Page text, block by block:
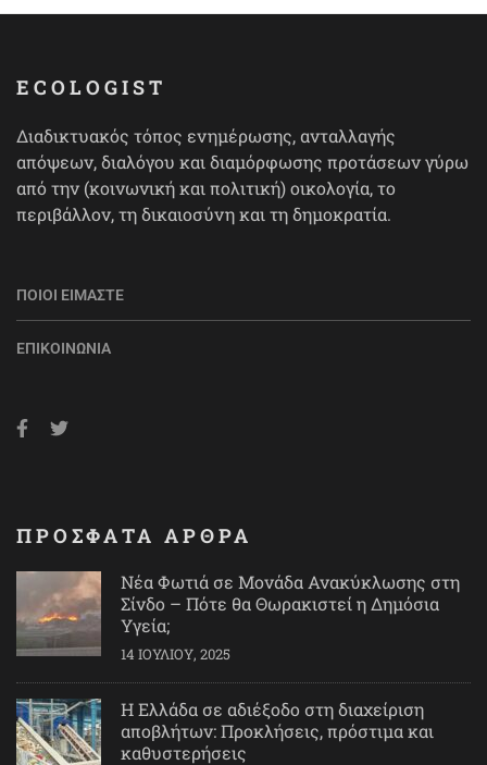
ECOLOGIST
Διαδικτυακός τόπος ενημέρωσης, ανταλλαγής
απόψεων, διαλόγου και διαμόρφωσης προτάσεων γύρω
από την (κοινωνική και πολιτική) οικολογία, το
περιβάλλον, τη δικαιοσύνη και τη δημοκρατία.
ΠΟΙΟΙ ΕΊΜΑΣΤΕ
ΕΠΙΚΟΙΝΩΝΊΑ
ΠΡΟΣΦΑΤΑ ΑΡΘΡΑ
Νέα Φωτιά σε Μονάδα Ανακύκλωσης στη
Σίνδο – Πότε θα Θωρακιστεί η Δημόσια
Υγεία;
14 ΙΟΥΛΊΟΥ, 2025
Η Ελλάδα σε αδιέξοδο στη διαχείριση
αποβλήτων: Προκλήσεις, πρόστιμα και
καθυστερήσεις